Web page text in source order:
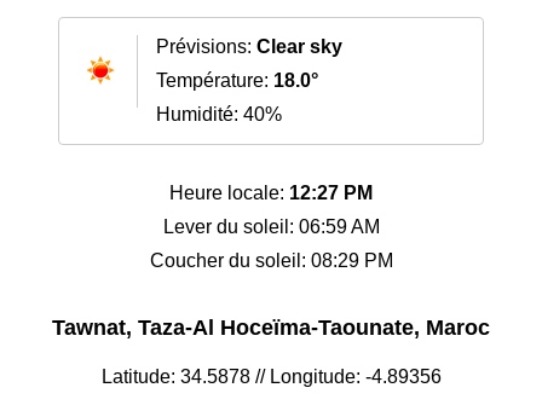
Prévisions: Clear sky
Température: 18.0°
Humidité: 40%
Heure locale: 12:27 PM
Lever du soleil: 06:59 AM
Coucher du soleil: 08:29 PM
Tawnat, Taza-Al Hoceïma-Taounate, Maroc
Latitude: 34.5878 // Longitude: -4.89356